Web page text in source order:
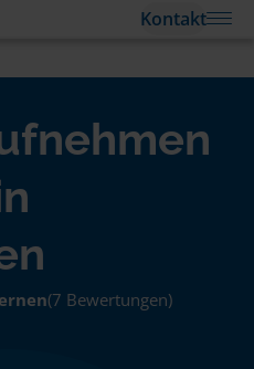
Kontakt
(7 Bewertungen)